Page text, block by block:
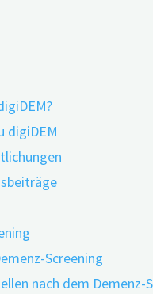
digiDEM
Screening
nach dem Demenz-
Zucker
auf